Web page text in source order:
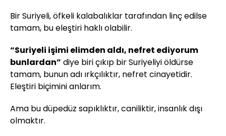
Bir Suriyeli, öfkeli kalabalıklar tarafından linç edilse
tamam, bu eleştiri haklı olabilir.
“Suriyeli işimi elimden aldı, nefret ediyorum
bunlardan” diye biri çıkıp bir Suriyeliyi öldürse
tamam, bunun adı ırkçılıktır, nefret cinayetidir.
Eleştiri biçimini anlarım.
Ama bu düpedüz sapıklıktır, caniliktir, insanlık dışı
olmaktır.